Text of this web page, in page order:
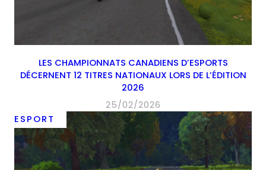
LES CHAMPIONNATS CANADIENS D’ESPORTS
DÉCERNENT 12 TITRES NATIONAUX LORS DE L’ÉDITION
2026
25/02/2026
ESPORT